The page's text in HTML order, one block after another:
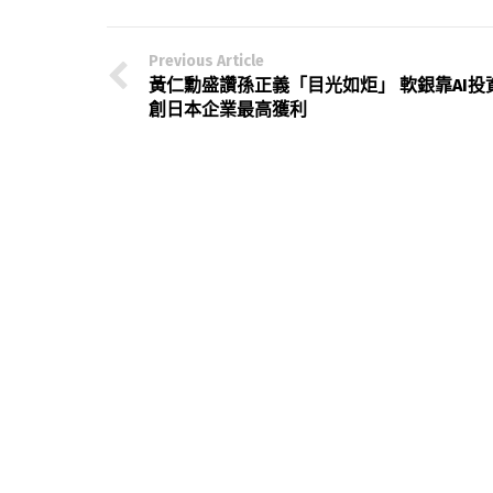
Previous Article
黃仁勳盛讚孫正義「目光如炬」 軟銀靠AI投
創日本企業最高獲利